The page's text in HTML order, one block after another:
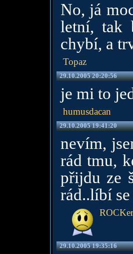
No, já
letní, tak
chybí, a
Topaz
29.10.2005 20:20:56
je mi to
humusdacan
29.10.2005 19:41:20
nevím,
rád tmu,
přijdu ze
rád..líbí
29.10.2005 19:35:16